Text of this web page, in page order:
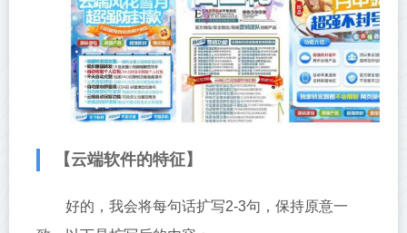
【云端软件的特征】
好的，我会将每句话扩写2-3句，保持原意一